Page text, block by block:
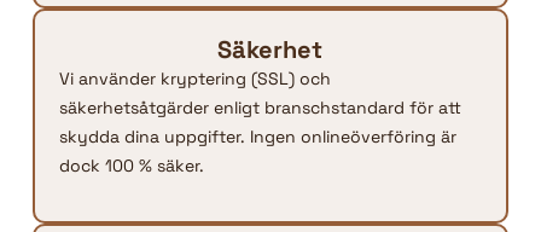
Säkerhet
Vi använder kryptering (SSL) och
säkerhetsåtgärder enligt branschstandard för att
skydda dina uppgifter. Ingen onlineöverföring är
dock 100 % säker.